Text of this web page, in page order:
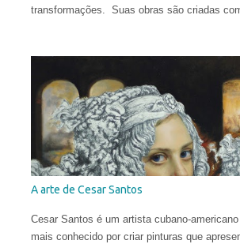
transformações. Suas obras são criadas
pesquisa em Mântua com uma tese
heterodoxos do século XVI. Publicou
histórica e iconológica e colaborou com
A arte de Cesar Santos
Cesar Santos é um artista cubano-
mais conhecido por criar pinturas que